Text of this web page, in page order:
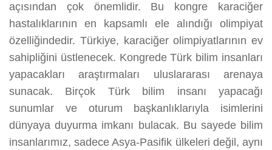
açısından çok önemlidir. Bu kongre karaciğer
hastalıklarının en kapsamlı ele alındığı olimpiyat
özelliğindedir. Türkiye, karaciğer olimpiyatlarının ev
sahipliğini üstlenecek. Kongrede Türk bilim insanları
yapacakları araştırmaları uluslararası arenaya
sunacak. Birçok Türk bilim insanı yapacağı
sunumlar ve oturum başkanlıklarıyla isimlerini
dünyaya duyurma imkanı bulacak. Bu sayede bilim
insanlarımız, sadece Asya-Pasifik ülkeleri değil, aynı